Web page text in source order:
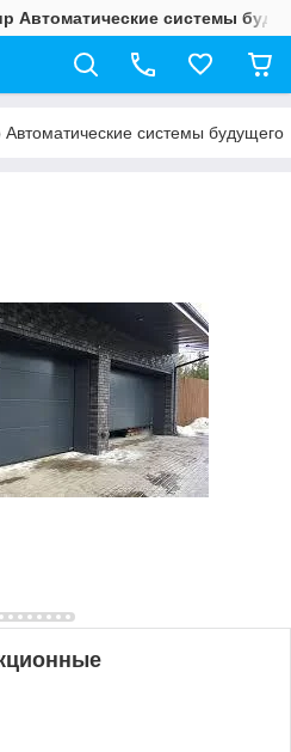
Автоматические системы
системы будущего